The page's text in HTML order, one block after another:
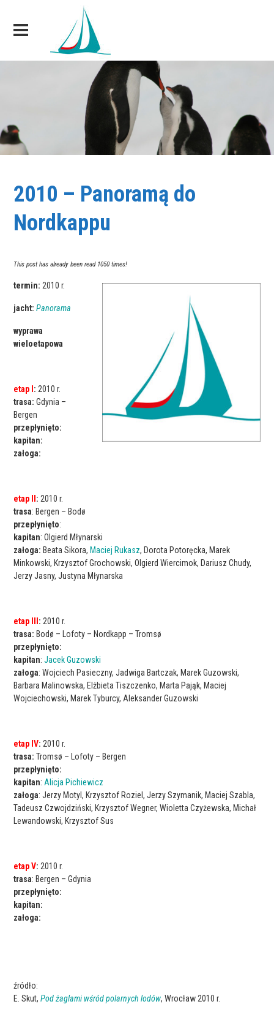
2010 – Panoramą do
Nordkappu
This post has already been read 1050 times!
termin: 2010 r.
jacht: Panorama
wyprawa
wieloetapowa
etap I : 2010 r.
trasa: Gdynia –
Bergen
przepłynięto:
kapitan:
załoga:
etap II : 2010 r.
trasa: Bergen – Bodø
przepłynięto:
kapitan: Olgierd Młynarski
załoga: Beata Sikora, Maciej Rukasz, Dorota Potoręcka, Marek
Minkowski, Krzysztof Grochowski, Olgierd Wiercimok, Dariusz Chudy,
Jerzy Jasny, Justyna Młynarska
etap III : 2010 r.
trasa: Bodø – Lofoty – Nordkapp – Tromsø
przepłynięto:
kapitan:Jacek Guzowski
załoga: Wojciech Pasieczny, Jadwiga Bartczak, Marek Guzowski,
Barbara Malinowska, Elżbieta Tiszczenko, Marta Pająk, Maciej
Wojciechowski, Marek Tyburcy, Aleksander Guzowski
etap IV: 2010 r.
trasa: Tromsø – Lofoty – Bergen
przepłynięto:
kapitan: Alicja Pichiewicz
załoga: Jerzy Motyl, Krzysztof Roziel, Jerzy Szymanik, Maciej Szabla,
Tadeusz Czwojdziński, Krzysztof Wegner, Wioletta Czyżewska, Michał
Lewandowski, Krzysztof Sus
etap V: 2010 r.
trasa: Bergen – Gdynia
przepłynięto:
kapitan:
załoga:
źródło:
E. Skut,Pod żaglami wśród polarnych lodów, Wrocław 2010 r.